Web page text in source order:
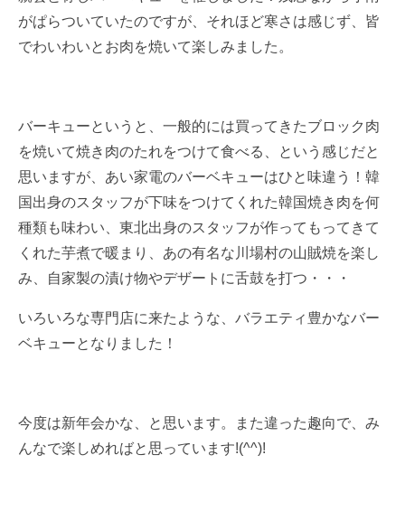
がぱらついていたのですが、それほど寒さは感じず、皆
でわいわいとお肉を焼いて楽しみました。
バーキューというと、一般的には買ってきたブロック肉
を焼いて焼き肉のたれをつけて食べる、という感じだと
思いますが、あい家電のバーベキューはひと味違う！韓
国出身のスタッフが下味をつけてくれた韓国焼き肉を何
種類も味わい、東北出身のスタッフが作ってもってきて
くれた芋煮で暖まり、あの有名な川場村の山賊焼を楽し
み、自家製の漬け物やデザートに舌鼓を打つ・・・
いろいろな専門店に来たような、バラエティ豊かなバー
ベキューとなりました！
今度は新年会かな、と思います。また違った趣向で、み
んなで楽しめればと思っています!(^^)!